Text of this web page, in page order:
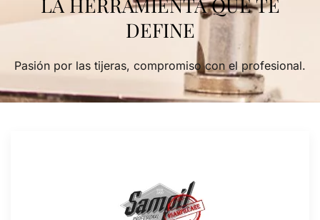
LA HERRAMIENTA QUE TE
DEFINE
Pasión por las tijeras, compromiso con el profesional.